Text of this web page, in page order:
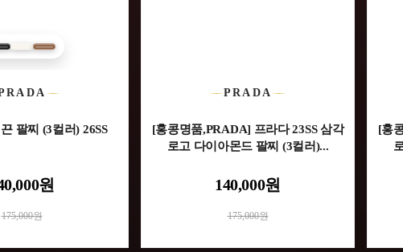
팔찌 (3컬러) 26SS
원
175,000원
PRADA
[홍콩명품,PRADA] 프라다 23SS 삼각
로고 다이아몬드 팔찌 (3컬러)...
140,000원
175,000원
[홍